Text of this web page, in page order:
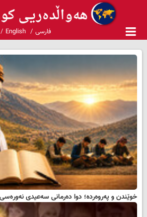
فارسی English
خوێندن و پەروەردە؛ دوا دەرمانی سەعیدی